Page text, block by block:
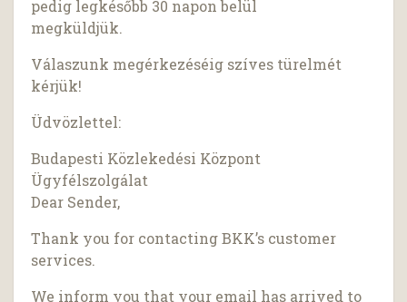
pedig legkésőbb 30 napon belül
megküldjük.
Válaszunk megérkezéséig szíves türelmét
kérjük!
Üdvözlettel:
Budapesti Közlekedési Központ
Ügyfélszolgálat
Dear Sender,
Thank you for contacting BKK’s customer
services.
We inform you that your email has arrived to